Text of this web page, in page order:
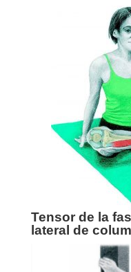
Tensor de la
lateral de